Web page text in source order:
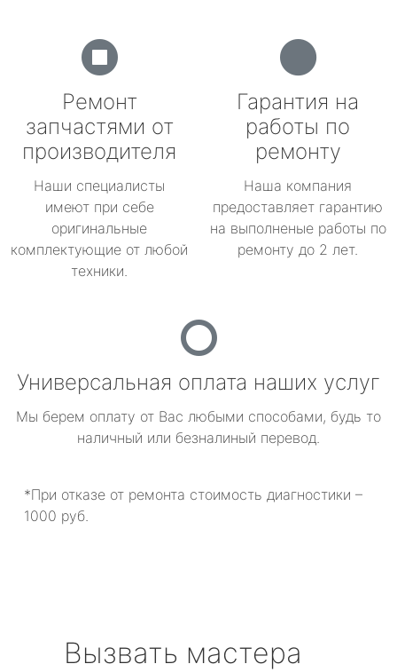
Ремонт
запчастями от
производителя
Наши специалисты
имеют при себе
оригинальные
комплектующие от любой
техники.
Гарантия на
работы по
ремонту
Наша компания
предоставляет гарантию
на выполненые работы по
ремонту до 2 лет.
Универсальная оплата наших услуг
Мы берем оплату от Вас любыми способами, будь то
наличный или безналиный перевод.
*При отказе от ремонта стоимость диагностики –
1000 руб.
Вызвать мастера